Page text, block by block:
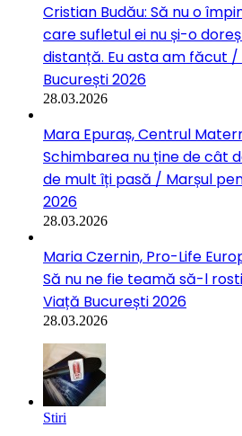
Cristian Budău: Să nu o
care sufletul ei nu și-o
distanță. Eu asta am făcut
București 2026
28.03.2026
Mara Epuraș, Centrul
Schimbarea nu ține de cât
de mult îți pasă / Marșul
2026
28.03.2026
Maria Czernin, Pro-Life
Să nu ne fie teamă să-l
Viață București 2026
28.03.2026
Stiri